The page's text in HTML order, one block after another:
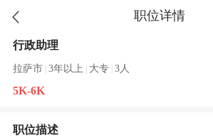
职位详情
行政助理
拉萨市 3年以上 大专 3人
5K-6K
职位描述